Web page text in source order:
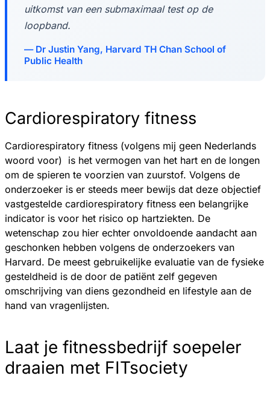
uitkomst van een submaximaal test op de
loopband.
Dr Justin Yang, Harvard TH Chan School of
Public Health
Cardiorespiratory fitness
Cardiorespiratory fitness (volgens mij geen Nederlands
woord voor) is het vermogen van het hart en de longen
om de spieren te voorzien van zuurstof. Volgens de
onderzoeker is er steeds meer bewijs dat deze objectief
vastgestelde cardiorespiratory fitness een belangrijke
indicator is voor het risico op hartziekten. De
wetenschap zou hier echter onvoldoende aandacht aan
geschonken hebben volgens de onderzoekers van
Harvard. De meest gebruikelijke evaluatie van de fysieke
gesteldheid is de door de patiënt zelf gegeven
omschrijving van diens gezondheid en lifestyle aan de
hand van vragenlijsten.
Laat je fitnessbedrijf soepeler
draaien met FITsociety